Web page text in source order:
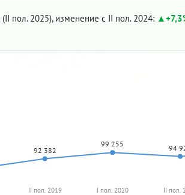
(II пол. 2025), изменение с II пол. 2024:
92 382
99 255 94
II пол. 2019 I пол. 2020 II пол.